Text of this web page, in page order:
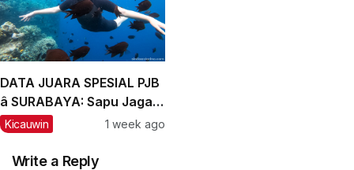
DATA JUARA SPESIAL PJB
â SURABAYA: Sapu Jagad
Nyaris Meraih Hatrik
Kicauwin 1 week ago
Write a Reply